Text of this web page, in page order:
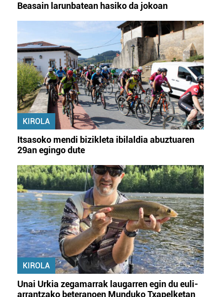
Beasain larunbatean hasiko da jokoan
KIROLA
Itsasoko mendi bizikleta ibilaldia abuztuaren
29an egingo dute
KIROLA
Unai Urkia zegamarrak laugarren egin du euli-
arrantzako beteranoen Munduko Txapelketan